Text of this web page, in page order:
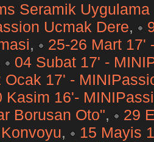
Seramik
Ucmak Dere,
,
25-26 Mart 17'
04 Subat 17' -
Ocak 17' -
Kasim 16'-
Borusan Oto",
29
,
15 Mayis